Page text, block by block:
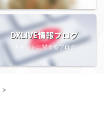
DXLIVE情報ブログ
チャットに関するブログ
>